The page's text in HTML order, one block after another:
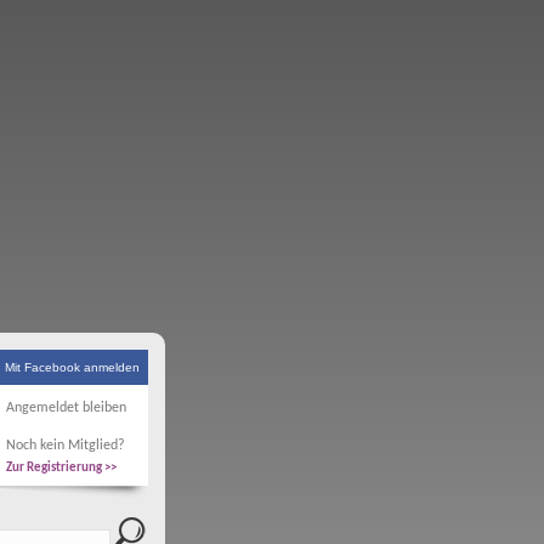
Mit Facebook anmelden
Angemeldet bleiben
Noch kein Mitglied?
Zur Registrierung >>